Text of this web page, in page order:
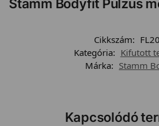
Stamm Bodyfit Pulzus
Cikkszám:
Kategória: Kifutott
Márka: Stamm
Kapcsolódó